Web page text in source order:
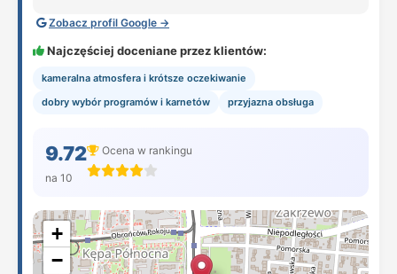
Zobacz profil Google →
Najczęściej doceniane przez klientów:
kameralna atmosfera i krótsze oczekiwanie
dobry wybór programów i karnetów
przyjazna obsługa
9.72
na 10
Ocena w rankingu
+
−